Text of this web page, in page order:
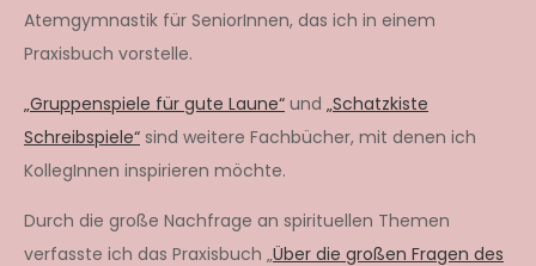
Atemgymnastik für SeniorInnen, das ich in einem
Praxisbuch vorstelle.
„Gruppenspiele für gute Laune“ und „Schatzkiste
Schreibspiele“ sind weitere Fachbücher, mit denen ich
KollegInnen inspirieren möchte.
Durch die große Nachfrage an spirituellen Themen
verfasste ich das Praxisbuch „Über die großen Fragen des